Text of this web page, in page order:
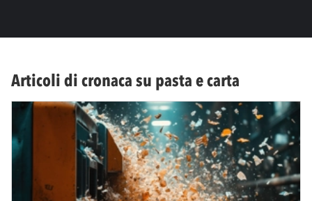
Articoli di cronaca su pasta e carta